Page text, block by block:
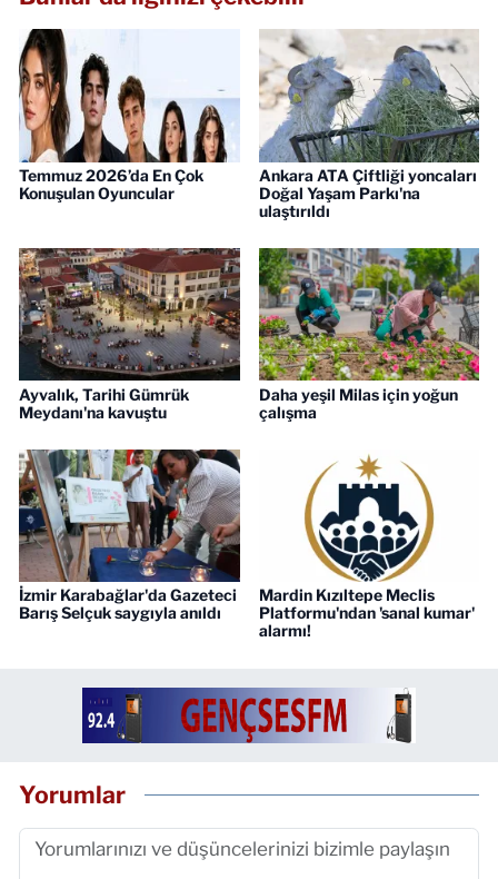
Temmuz 2026’da En Çok
Konuşulan Oyuncular
Ankara ATA Çiftliği yoncaları
Doğal Yaşam Parkı'na
ulaştırıldı
Ayvalık, Tarihi Gümrük
Meydanı'na kavuştu
Daha yeşil Milas için yoğun
çalışma
İzmir Karabağlar'da Gazeteci
Barış Selçuk saygıyla anıldı
Mardin Kızıltepe Meclis
Platformu'ndan 'sanal kumar'
alarmı!
Yorumlar